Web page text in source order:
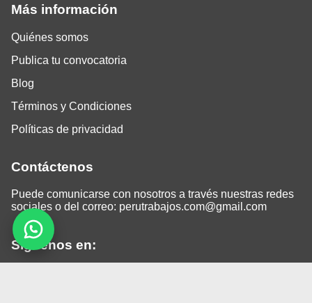
Más información
Quiénes somos
Publica tu convocatoria
Blog
Términos y Condiciones
Políticas de privacidad
Contáctenos
Puede comunicarse con nosotros a través nuestras redes
sociales o del correo: perutrabajos.com@gmail.com
Siguenos en: